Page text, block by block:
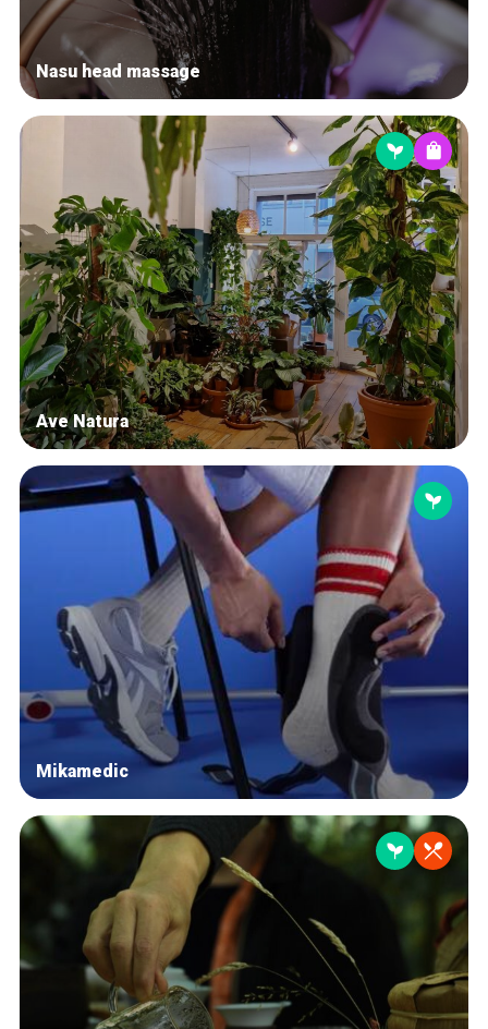
Nasu head massage
Ave Natura
Mikamedic